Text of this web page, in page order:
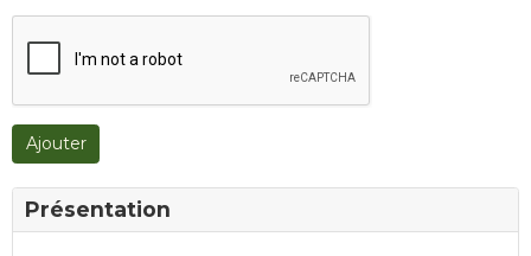
Ajouter
Présentation